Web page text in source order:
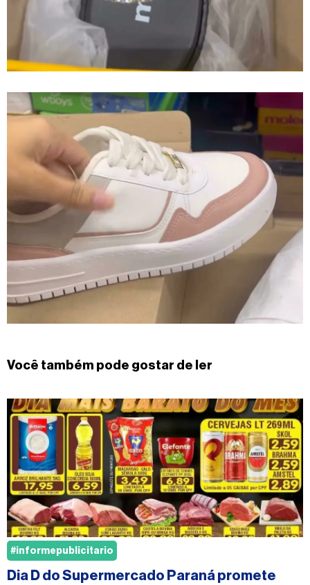
Você também pode gostar de ler
Dia D do Supermercado Paraná promete
#informepublicitario